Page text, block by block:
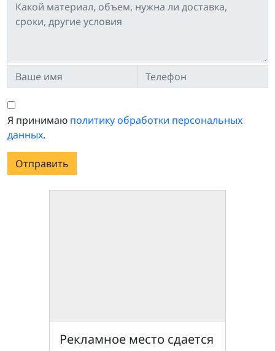
Я принимаю политику обработки персональных
данных.
Отправить
Рекламное место сдается